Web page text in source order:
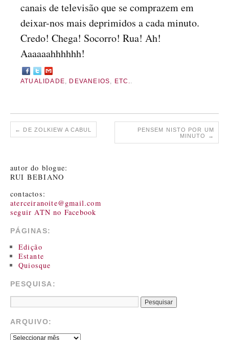
canais de televisão que se comprazem em
deixar-nos mais deprimidos a cada minuto.
Credo! Chega! Socorro! Rua! Ah!
Aaaaaahhhhhh!
ATUALIDADE, DEVANEIOS, ETC..
← DE ZOLKIEW A CABUL
PENSEM NISTO POR UM
MINUTO
→
autor do blogue:
RUI BEBIANO
contactos:
aterceiranoite@gmail.com
seguir ATN no Facebook
PÁGINAS:
Edição
Estante
Quiosque
PESQUISA:
ARQUIVO: